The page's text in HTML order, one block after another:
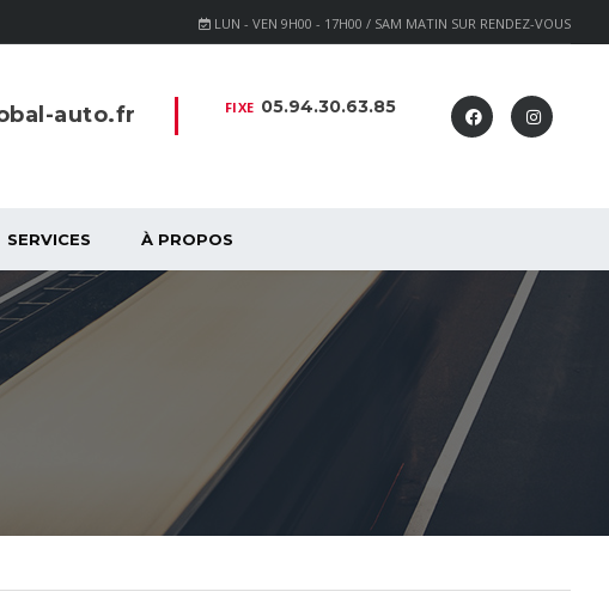
LUN - VEN 9H00 - 17H00 / SAM MATIN SUR RENDEZ-VOUS
FIXE 05.94.30.63.85
auto.fr
SERVICES À PROPOS